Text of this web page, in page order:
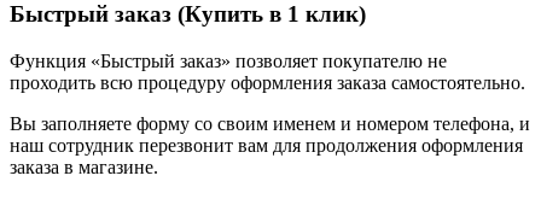
Быстрый заказ (Купить в 1 клик)
Функция «Быстрый заказ» позволяет покупателю не
проходить всю процедуру оформления заказа самостоятельно.
Вы заполняете форму со своим именем и номером телефона, и
наш сотрудник перезвонит вам для продолжения оформления
заказа в магазине.